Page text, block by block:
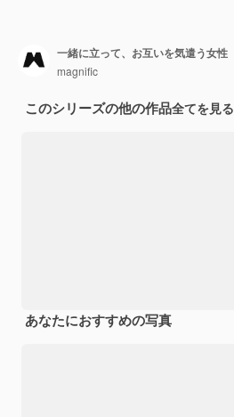
一緒に立って、お互いを気遣う女性
magnific
このシリーズの他の作品全てを見る
あなたにおすすめの写真